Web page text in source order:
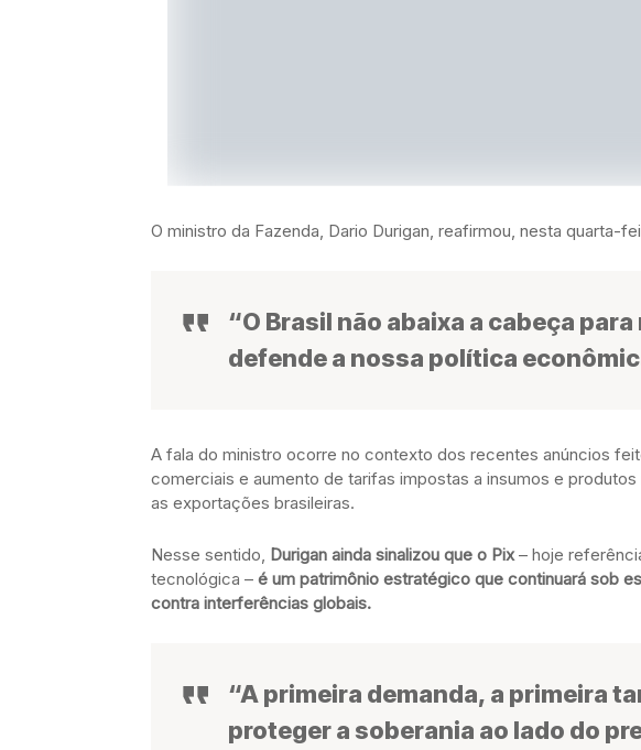
O ministro da Fazenda, Dario Durigan, reafirmou, nesta quarta-
“O Brasil não abaixa a cabeça
defende a nossa política
A fala do ministro ocorre no contexto dos recentes anúncios
comerciais e aumento de tarifas impostas a insumos e
as exportações brasileiras.
Nesse sentido, Durigan ainda sinalizou que o Pix– hoje
tecnológica – é um patrimônio estratégico que continuará sob
contra interferências globais.
“A primeira demanda, a primeira
proteger a soberania ao lado do